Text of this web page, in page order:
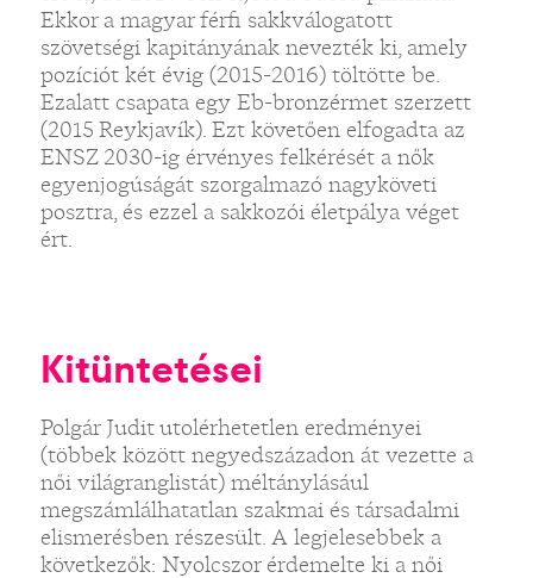
Ekkor a magyar férfi sakkválogatott
szövetségi kapitányának nevezték ki, amely
pozíciót két évig (2015-2016) töltötte be.
Ezalatt csapata egy Eb-bronzérmet szerzett
(2015 Reykjavík). Ezt követően elfogadta az
ENSZ 2030-ig érvényes felkérését a nők
egyenjogúságát szorgalmazó nagyköveti
posztra, és ezzel a sakkozói életpálya véget
ért.
Kitüntetései
Polgár Judit utolérhetetlen eredményei
(többek között negyedszázadon át vezette a
női világranglistát) méltánylásául
megszámlálhatatlan szakmai és társadalmi
elismerésben részesült. A legjelesebbek a
következők: Nyolcszor érdemelte ki a női